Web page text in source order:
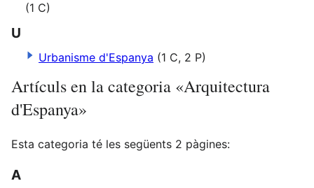
(1 C)
U
Urbanisme d'Espanya (1 C, 2 P)
Artículs en la categoria «Arquitectura
d'Espanya»
Esta categoria té les següents 2 pàgines:
A